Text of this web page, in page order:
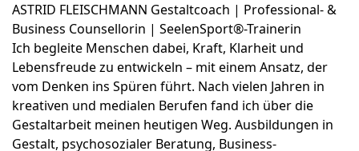
ASTRID FLEISCHMANN Gestaltcoach | Professional- &
Business Counsellorin | SeelenSport®-Trainerin
Ich begleite Menschen dabei, Kraft, Klarheit und
Lebensfreude zu entwickeln – mit einem Ansatz, der
vom Denken ins Spüren führt. Nach vielen Jahren in
kreativen und medialen Berufen fand ich über die
Gestaltarbeit meinen heutigen Weg. Ausbildungen in
Gestalt, psychosozialer Beratung, Business-